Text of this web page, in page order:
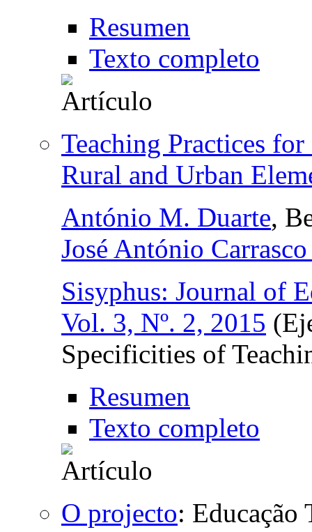
Resumen
Texto completo
Teaching Practices
Rural and Urban
António M. Duarte,
José António
Sisyphus: Journal of
Vol. 3, Nº. 2, 2015
Specificities of
Resumen
Texto completo
O projecto: Educação